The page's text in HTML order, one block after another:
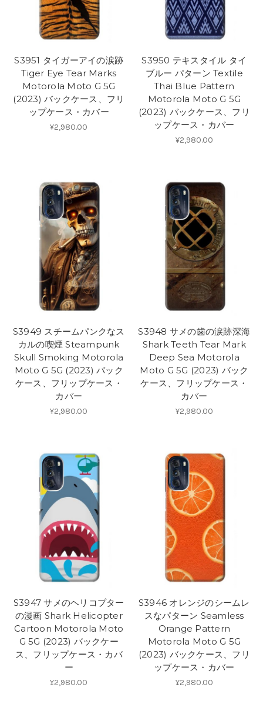
S3951 タイガーアイの涙跡
Tiger Eye Tear Marks
Motorola Moto G 5G
(2023) バックケース、フリ
ップケース・カバー
¥2,980.00
S3950 テキスタイル タイ
ブルー パターン Textile
Thai Blue Pattern
Motorola Moto G 5G
(2023) バックケース、フリ
ップケース・カバー
¥2,980.00
S3949 スチームパンクなス
カルの喫煙 Steampunk
Skull Smoking Motorola
Moto G 5G (2023) バック
ケース、フリップケース・
カバー
¥2,980.00
S3948 サメの歯の涙跡深海
Shark Teeth Tear Mark
Deep Sea Motorola
Moto G 5G (2023) バック
ケース、フリップケース・
カバー
¥2,980.00
S3947 サメのヘリコプター
の漫画 Shark Helicopter
Cartoon Motorola Moto
G 5G (2023) バックケー
ス、フリップケース・カバ
ー
¥2,980.00
S3946 オレンジのシームレ
スなパターン Seamless
Orange Pattern
Motorola Moto G 5G
(2023) バックケース、フリ
ップケース・カバー
¥2,980.00